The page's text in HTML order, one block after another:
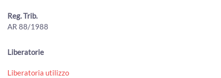
Reg. Trib.
AR 88/1988
Liberatorie
Liberatoria utilizzo